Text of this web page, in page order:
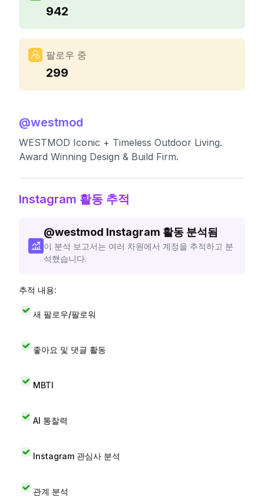
942
팔로우 중
299
@westmod
WESTMOD Iconic + Timeless Outdoor Living.
Award Winning Design & Build Firm.
Instagram 활동 추적
@westmod Instagram 활동 분석됨
이 분석 보고서는 여러 차원에서 계정을 추적하고 분
석했습니다.
추적 내용:
새 팔로우/팔로워
좋아요 및 댓글 활동
MBTI
AI 통찰력
Instagram 관심사 분석
관계 분석